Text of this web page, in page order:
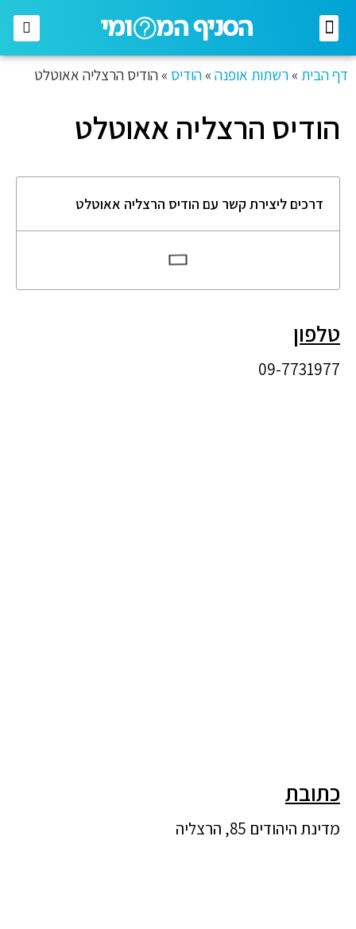
דף הבית » רשתות אופנה » הודיס » הודיס הרצליה אאוטלט
הודיס הרצליה אאוטלט
דרכים ליצירת קשר עם הודיס הרצליה אאוטלט
טלפון
09-7731977
כתובת
מדינת היהודים 85, הרצליה